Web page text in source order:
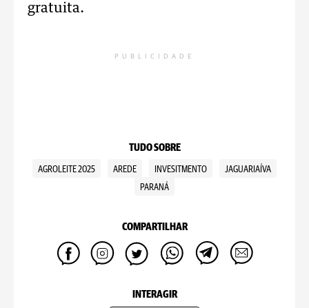
gratuita.
PUBLICIDADE
TUDO SOBRE
AGROLEITE 2025 AREDE INVESITMENTO
JAGUARIAÍVA
PARANÁ
COMPARTILHAR
INTERAGIR